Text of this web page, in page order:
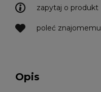
zapytaj o produkt
poleć znajomemu
Opis